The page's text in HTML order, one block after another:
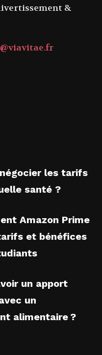
&
les tarifs
santé ?
Amazon Prime
et bénéfices
un apport
un
alimentaire ?